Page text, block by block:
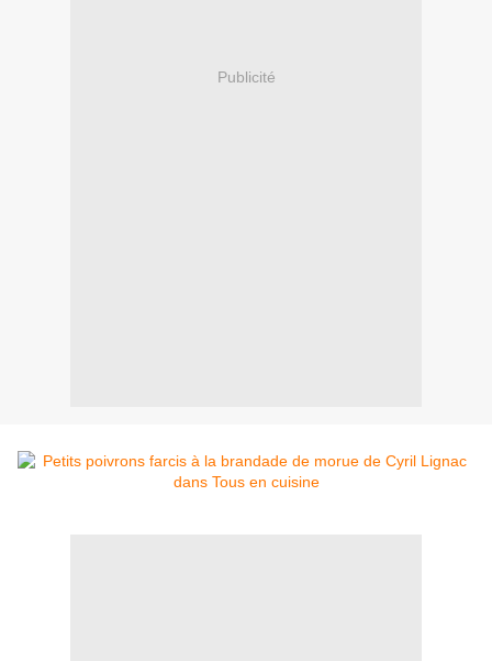
Publicité